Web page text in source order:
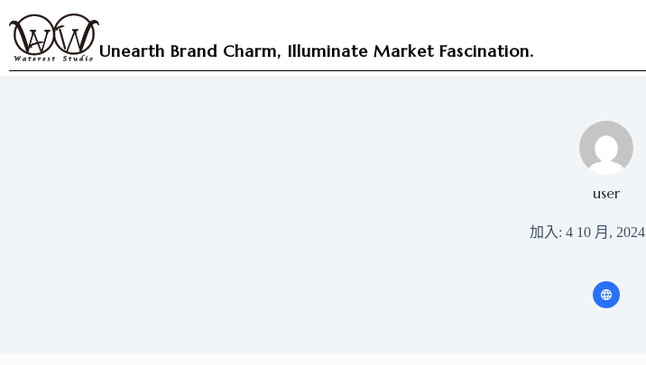
跳
至
主
Unearth Brand Charm, Illuminate Market Fascination.
user
加入: 4 10 月, 2024